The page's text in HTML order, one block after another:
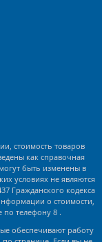
стоимость товаров
как справочная
быть изменены в
условиях не являются
Гражданского кодекса
о стоимости,
по телефону 8 .
обеспечивают работу